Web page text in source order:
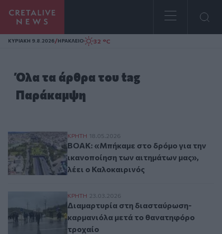
Homepage
ΚΥΡΙΑΚΗ 9.8.2026/ΗΡΑΚΛΕΙΟ 32 °C
Όλα τα άρθρα του tag
Παράκαμψη
ΒΟΑΚ: «Μπήκαμε στο δρόμο για την
ΚΡΗΤΗ 18.05.2026
ΒΟΑΚ: «Μπήκαμε στο δρόμο για την
ικανοποίηση των αιτημάτων μας»,
λέει ο Καλοκαιρινός
Διαμαρτυρία στη διασταύρωση-
ΚΡΗΤΗ 23.03.2026
Διαμαρτυρία στη διασταύρωση-
καρμανιόλα μετά το θανατηφόρο
τροχαίο